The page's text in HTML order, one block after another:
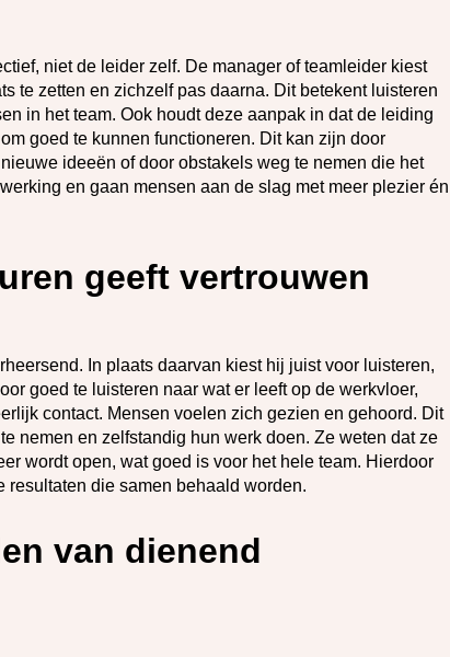
niet de leider zelf. De manager of teamleider kiest
te zetten en zichzelf pas daarna. Dit betekent luisteren
in het team. Ook houdt deze aanpak in dat de leiding
goed te kunnen functioneren. Dit kan zijn door
ideeën of door obstakels weg te nemen die het
en gaan mensen aan de slag met meer plezier én
geeft vertrouwen
In plaats daarvan kiest hij juist voor luisteren,
goed te luisteren naar wat er leeft op de werkvloer,
contact. Mensen voelen zich gezien en gehoord. Dit
nemen en zelfstandig hun werk doen. Ze weten dat ze
wordt open, wat goed is voor het hele team. Hierdoor
resultaten die samen behaald worden.
van dienend